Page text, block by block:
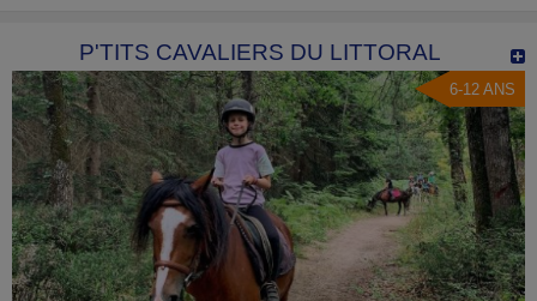
P'TITS CAVALIERS DU LITTORAL
6-12 ANS